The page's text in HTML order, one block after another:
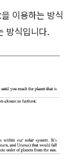
이용하는 방식
방식입니다.